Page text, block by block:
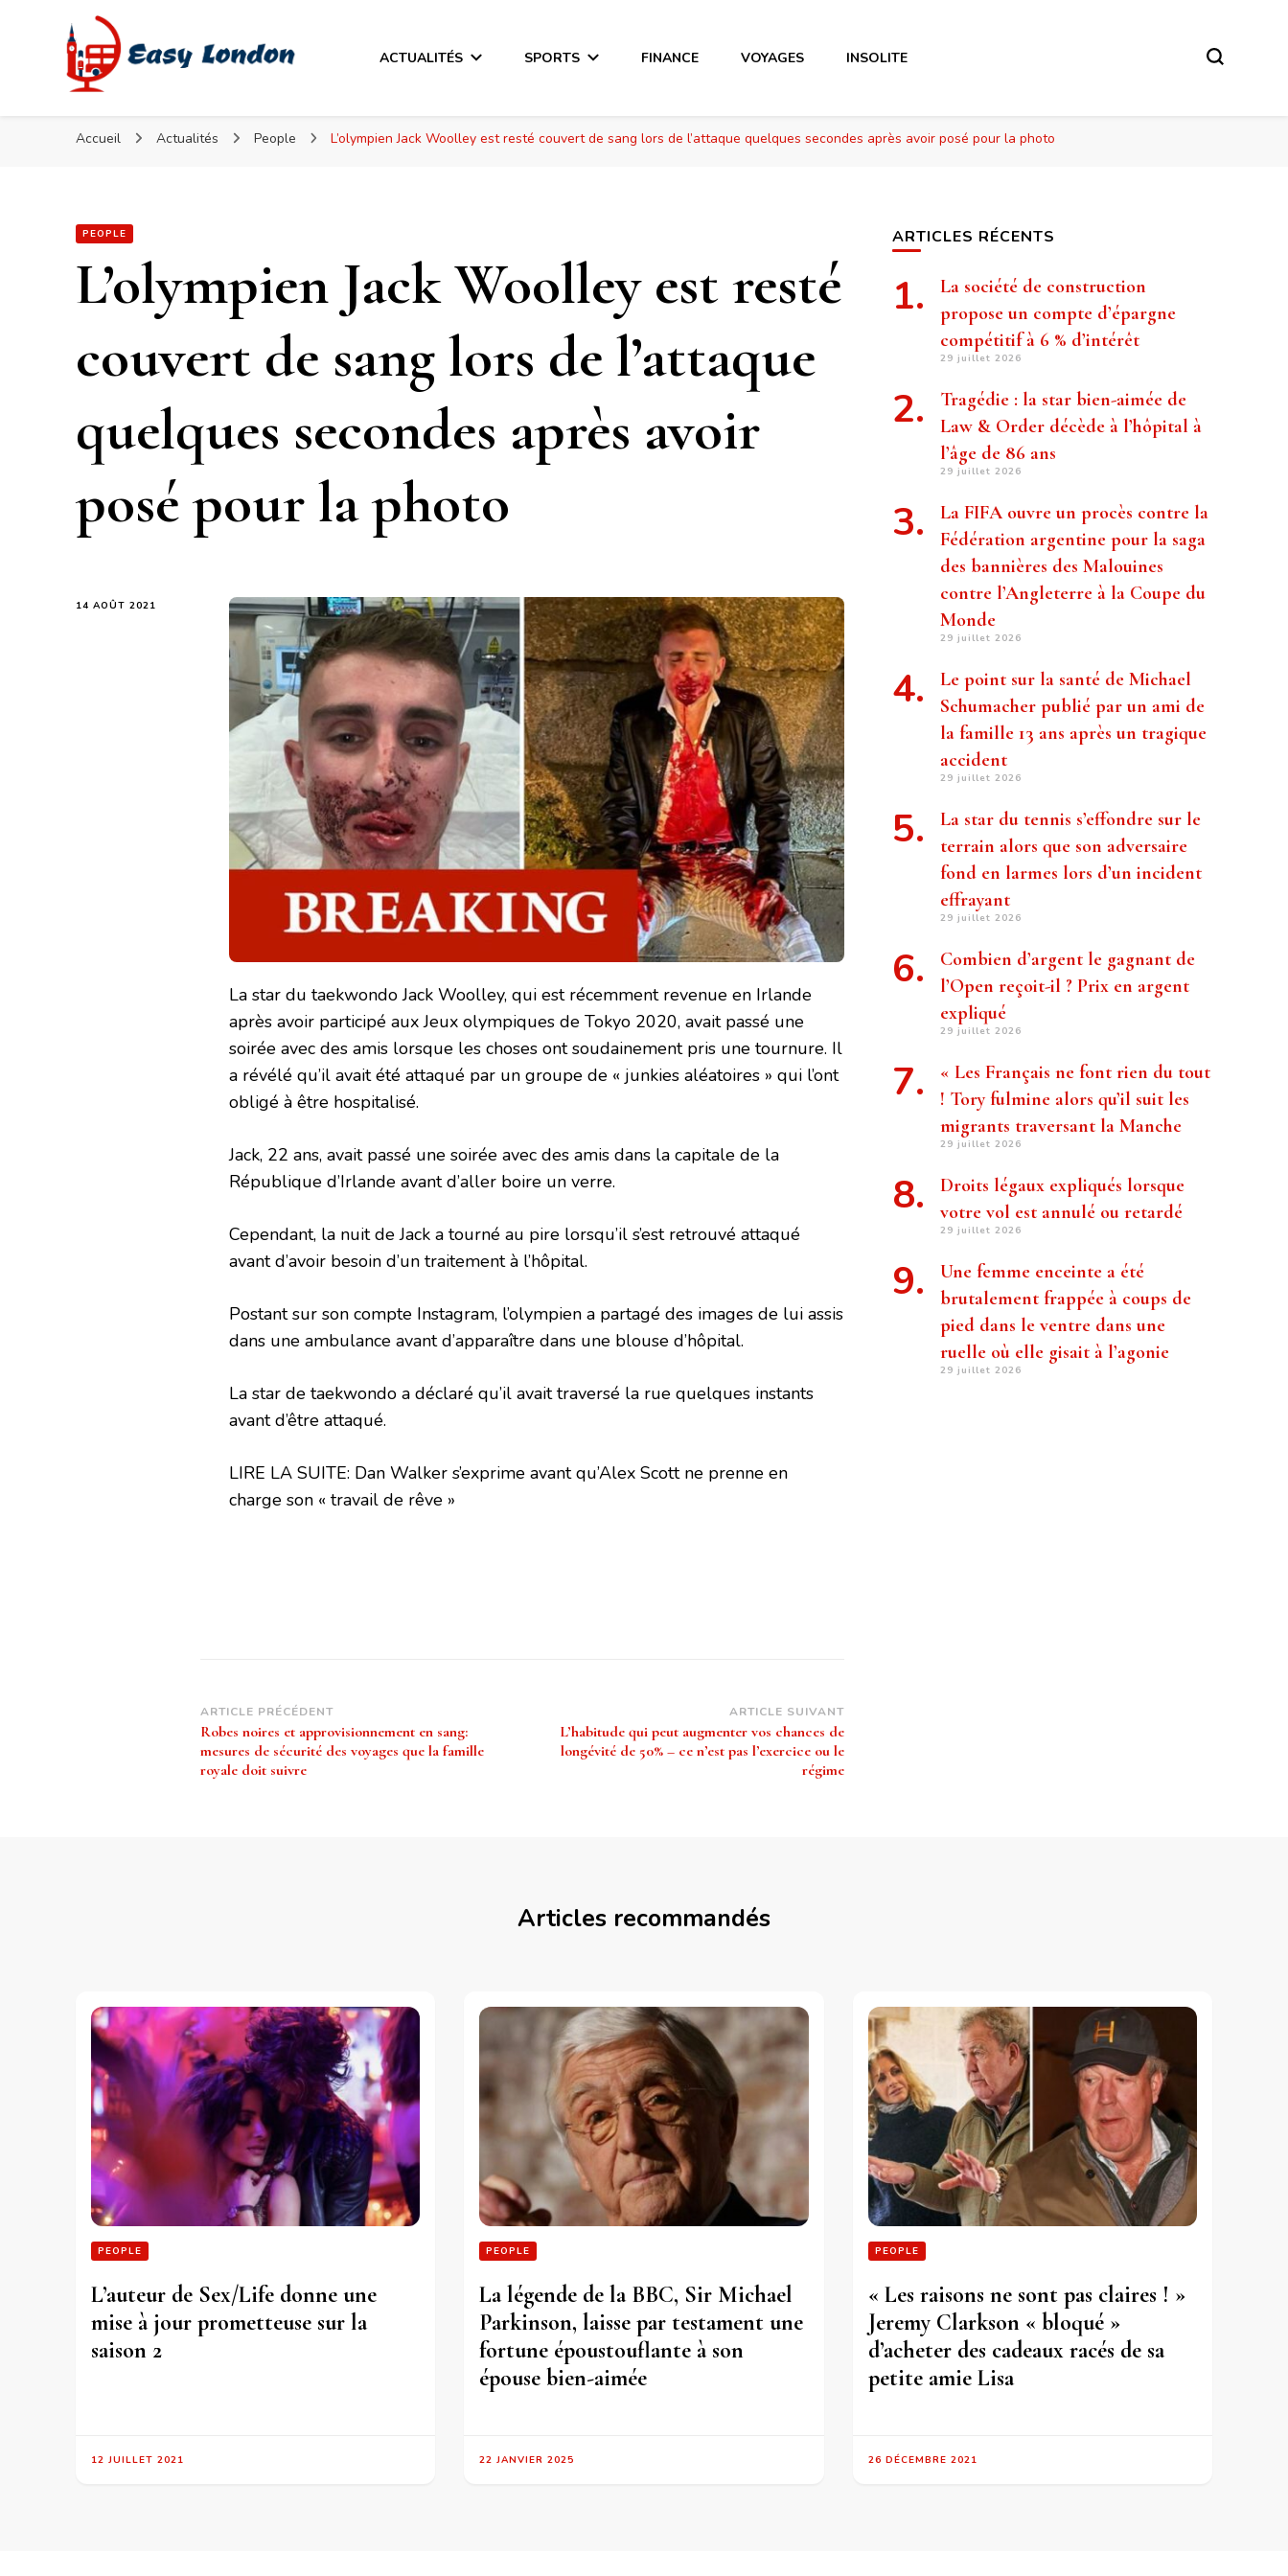
Easy London
Easy London
ACTUALITÉS SPORTS FINANCE VOYAGES INSOLITE
Accueil Actualités People L’olympien Jack Woolley est resté couvert de sang lors de l’attaque quelques secondes après avoir posé pour la photo
PEOPLE
L’olympien Jack Woolley est resté
couvert de sang lors de l’attaque
quelques secondes après avoir
posé pour la photo
14 AOÛT 2021
La star du taekwondo Jack Woolley, qui est récemment revenue en Irlande
après avoir participé aux Jeux olympiques de Tokyo 2020, avait passé une
soirée avec des amis lorsque les choses ont soudainement pris une tournure. Il
a révélé qu’il avait été attaqué par un groupe de « junkies aléatoires » qui l’ont
obligé à être hospitalisé.
Jack, 22 ans, avait passé une soirée avec des amis dans la capitale de la
République d’Irlande avant d’aller boire un verre.
Cependant, la nuit de Jack a tourné au pire lorsqu’il s’est retrouvé attaqué
avant d’avoir besoin d’un traitement à l’hôpital.
Postant sur son compte Instagram, l’olympien a partagé des images de lui assis
dans une ambulance avant d’apparaître dans une blouse d’hôpital.
La star de taekwondo a déclaré qu’il avait traversé la rue quelques instants
avant d’être attaqué.
LIRE LA SUITE: Dan Walker s’exprime avant qu’Alex Scott ne prenne en
charge son « travail de rêve »
Navigation
d’article
ARTICLE PRÉCÉDENT
Robes noires et approvisionnement en sang:
mesures de sécurité des voyages que la famille
royale doit suivre
ARTICLE SUIVANT
L’habitude qui peut augmenter vos chances de
longévité de 50% – ce n’est pas l’exercice ou le
régime
ARTICLES RÉCENTS
La société de construction
propose un compte d’épargne
compétitif à 6 % d’intérêt
29 juillet 2026
Tragédie : la star bien-aimée de
Law & Order décède à l’hôpital à
l’âge de 86 ans
29 juillet 2026
La FIFA ouvre un procès contre la
Fédération argentine pour la saga
des bannières des Malouines
contre l’Angleterre à la Coupe du
Monde
29 juillet 2026
Le point sur la santé de Michael
Schumacher publié par un ami de
la famille 13 ans après un tragique
accident
29 juillet 2026
La star du tennis s’effondre sur le
terrain alors que son adversaire
fond en larmes lors d’un incident
effrayant
29 juillet 2026
Combien d’argent le gagnant de
l’Open reçoit-il ? Prix ​​en argent
expliqué
29 juillet 2026
« Les Français ne font rien du tout
! Tory fulmine alors qu’il suit les
migrants traversant la Manche
29 juillet 2026
Droits légaux expliqués lorsque
votre vol est annulé ou retardé
29 juillet 2026
Une femme enceinte a été
brutalement frappée à coups de
pied dans le ventre dans une
ruelle où elle gisait à l’agonie
29 juillet 2026
Articles recommandés
PEOPLE
L’auteur de Sex/Life donne une
mise à jour prometteuse sur la
saison 2
12 JUILLET 2021
PEOPLE
La légende de la BBC, Sir Michael
Parkinson, laisse par testament une
fortune époustouflante à son
épouse bien-aimée
22 JANVIER 2025
PEOPLE
« Les raisons ne sont pas claires ! »
Jeremy Clarkson « bloqué »
d’acheter des cadeaux racés de sa
petite amie Lisa
26 DÉCEMBRE 2021